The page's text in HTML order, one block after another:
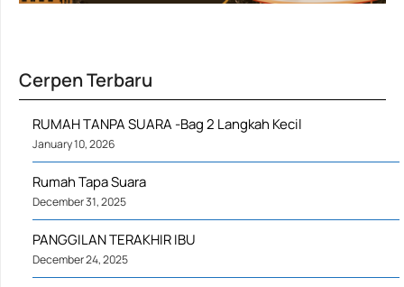
Cerpen Terbaru
RUMAH TANPA SUARA -Bag 2 Langkah Kecil
January 10, 2026
Rumah Tapa Suara
December 31, 2025
PANGGILAN TERAKHIR IBU
December 24, 2025